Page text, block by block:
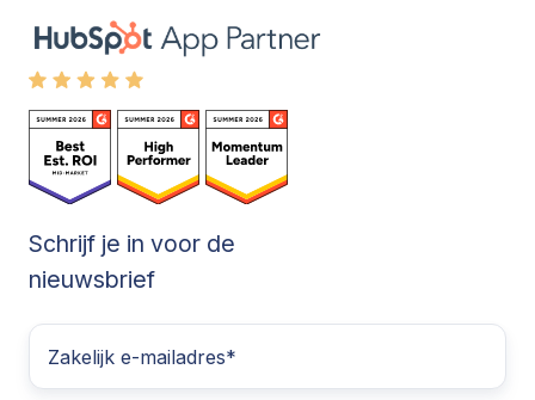
Schrijf je in voor de
nieuwsbrief